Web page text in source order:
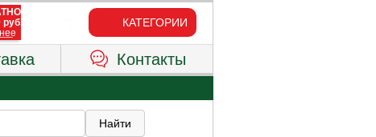
КАТЕГОРИИ
Контакты